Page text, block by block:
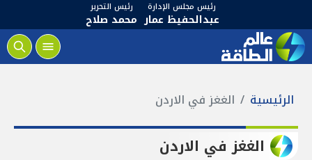
رئيس مجلس الإدارة
عبدالحفيظ عمار
رئيس التحرير
محمد صلاح
الرئيسية الغغز في الاردن
الغغز في الاردن